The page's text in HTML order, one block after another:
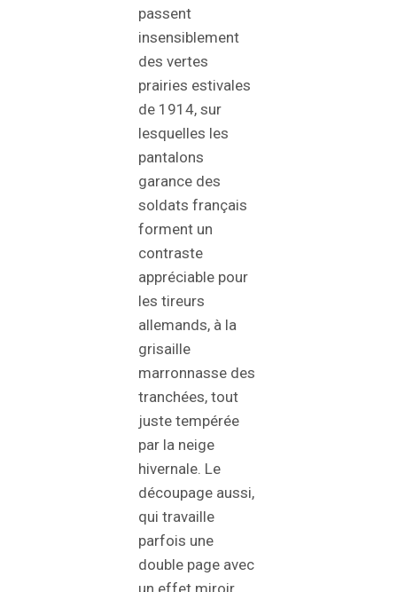
passent
insensiblement
des vertes
prairies estivales
de 1914, sur
lesquelles les
pantalons
garance des
soldats français
forment un
contraste
appréciable pour
les tireurs
allemands, à la
grisaille
marronnasse des
tranchées, tout
juste tempérée
par la neige
hivernale. Le
découpage aussi,
qui travaille
parfois une
double page avec